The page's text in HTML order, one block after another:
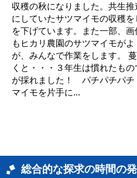
収穫の秋になりました。共生
にしていたサツマイモの収穫
を下げています。また一部、
もヒカリ農園のサツマイモが
が、みんなで作業をします。
くと・・・３年生は慣れたも
が採れました！ パチパチパチ
マイモを片手に...
総合的な探求の時間の発